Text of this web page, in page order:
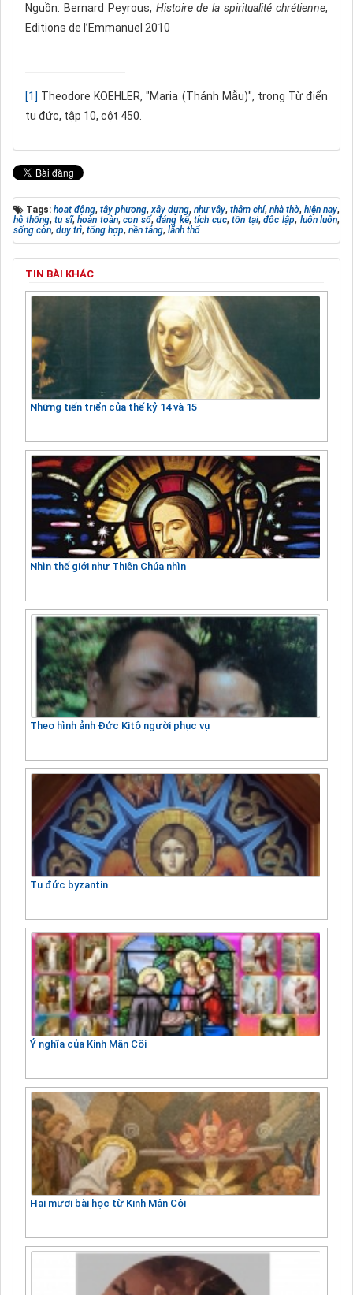
Nguồn: Bernard Peyrous, Histoire de la spiritualité chrétienne,
Editions de l’Emmanuel 2010
[1] Theodore KOEHLER, "Maria (Thánh Mẫu)", trong Từ điển
tu đức, tập 10, cột 450.
Tags: hoạt động, tây phương, xây dựng, như vậy, thậm chí, nhà thờ, hiện nay,
hệ thống,tu sĩ,hoàn toàn,con số,đáng kể,tích cực,tồn tại,độc lập, luôn luôn,
sống còn, duy trì, tổng hợp, nền tảng, lãnh thổ
TIN BÀI KHÁC
Những tiến triển của thế kỷ 14 và 15
Nhìn thế giới như Thiên Chúa nhìn
Theo hình ảnh Đức Kitô người phục vụ
Tu đức byzantin
Ý nghĩa của Kinh Mân Côi
Hai mươi bài học từ Kinh Mân Côi